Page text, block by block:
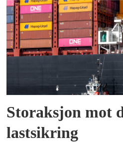
Storaksjon mot
lastsikring